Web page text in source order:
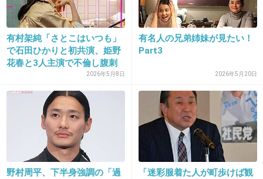
+4 -0
25. 匿名2018/08/11(土) 15:51:03
>>2
ユーグレナわからなかったからググッたｗ
出典：www.cheapjordansyyo.com
+60 -4
有村架純「さとこはいつも」
で石田ひかりと初共演、姫野
花春と3人主演で不倫し腹刺
2026年5月8日
有名人の兄弟姉妹が見たい！
Part3
2026年5月20日
野村周平、下半身強調の「過
「迷彩服着た人が町歩けば観